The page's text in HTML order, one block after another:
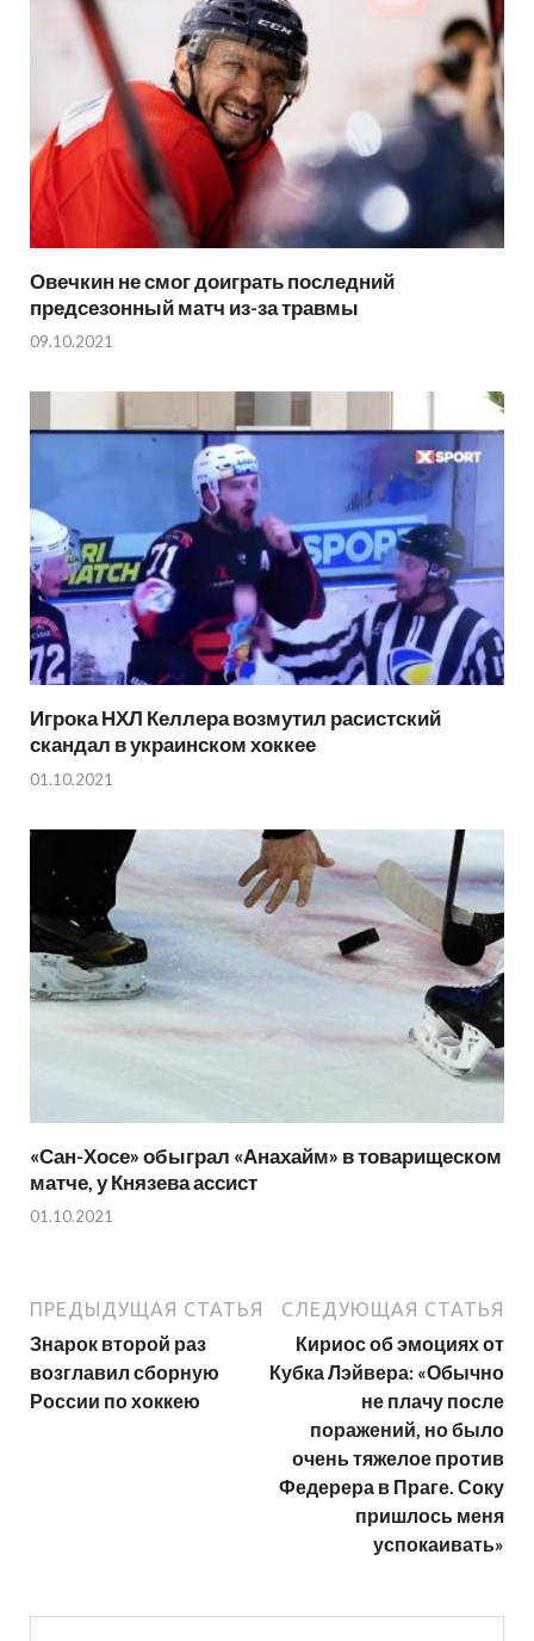
Овечкин не смог доиграть последний
предсезонный матч из-за травмы
09.10.2021
Игрока НХЛ Келлера возмутил расистский
скандал в украинском хоккее
01.10.2021
«Сан-Хосе» обыграл «Анахайм» в товарищеском
матче, у Князева ассист
01.10.2021
ПРЕДЫДУЩАЯ СТАТЬЯ
Знарок второй раз
возглавил сборную
России по хоккею
СЛЕДУЮЩАЯ СТАТЬЯ
Кириос об эмоциях от
Кубка Лэйвера: «Обычно
не плачу после
поражений, но было
очень тяжелое против
Федерера в Праге. Соку
пришлось меня
успокаивать»